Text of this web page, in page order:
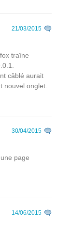
21/03/2015
traîne
câblé aurait
nouvel onglet.
30/04/2015
page
14/06/2015